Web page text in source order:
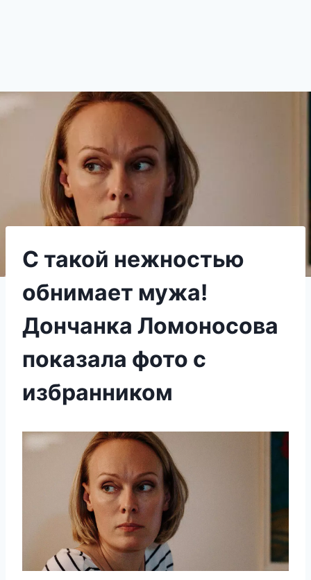
С такой нежностью
обнимает мужа!
Дончанка Ломоносова
показала фото с
избранником